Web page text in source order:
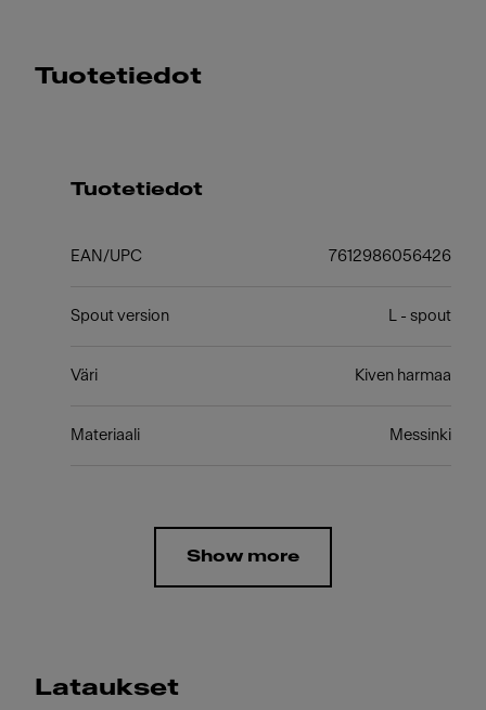
Tuotetiedot
Tuotetiedot
EAN/UPC 7612986056426
Spout version L - spout
Väri Kiven harmaa
Materiaali Messinki
Show more
Lataukset